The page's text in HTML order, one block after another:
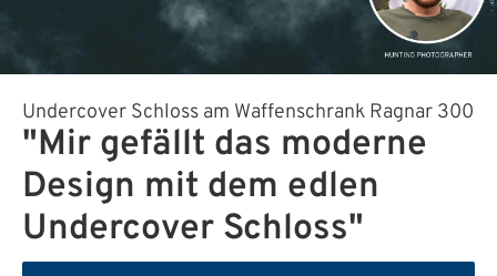
Undercover Schloss am Waffenschrank Ragnar 300
"Mir gefällt das moderne
Design mit dem edlen
Undercover Schloss"